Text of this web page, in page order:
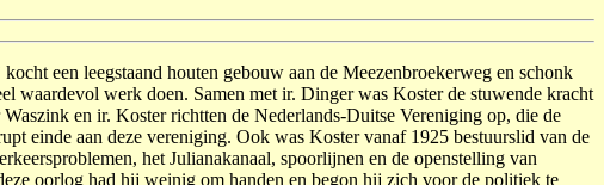
een leegstaand houten gebouw aan de Meezenbroe­kerweg en schonk
waardevol werk doen. Samen met ir. Dinger was Koster de stuwende kracht
en ir. Koster richtten de Neder­lands-Duitse Vereniging op, die de
einde aan de­ze vereniging. Ook was Koster vanaf 1925 bestuurslid van de
het Juliana­kanaal, spoorlijnen en de open­stel­ling van
oorlog had hij weinig om handen en begon hij zich voor de politiek te